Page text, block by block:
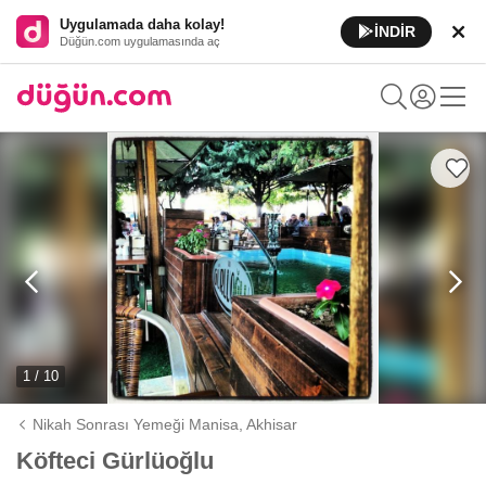
Uygulamada daha kolay!
Düğün.com uygulamasında aç
İNDİR
1 / 10
Nikah Sonrası Yemeği Manisa,Akhisar
Köfteci Gürlüoğlu